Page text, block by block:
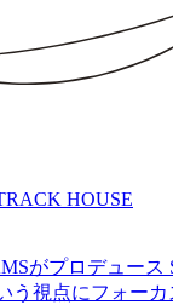
がプロデュース
う視点にフォー